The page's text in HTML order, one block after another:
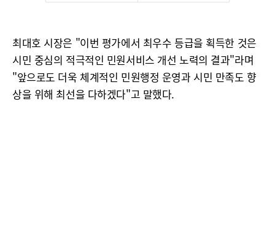
최대호 시장은 "이번 평가에서 최우수 등급을 획득한 것은
시민 중심의 적극적인 민원서비스 개선 노력의 결과"라며
"앞으로도 더욱 체계적인 민원행정 운영과 시민 만족도 향
상을 위해 최선을 다하겠다"고 말했다.